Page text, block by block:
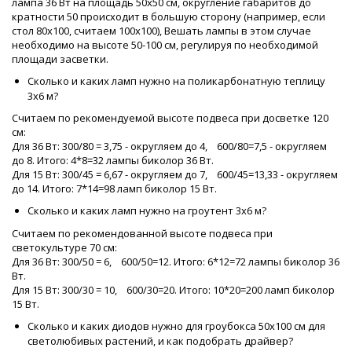
кратности 50 происходит в большую сторону (например, если
стол 80х100, считаем 100х100), Вешать лампы в этом случае
необходимо на высоте 50-100 см, регулируя по необходимой
площади засветки.
Сколько и каких ламп нужно на поликарбонатную теплицу
3х6 м?
Считаем по рекомендуемой высоте подвеса при досветке 120
см:
Для 36 Вт: 300/80 = 3,75 - округляем до 4, 600/80=7,5 - округляем
до 8. Итого: 4*8=32 лампы биколор 36 Вт.
Для 15 Вт: 300/45 = 6,67 - округляем до 7, 600/45=13,33 - округляем
до 14. Итого: 7*14=98 ламп биколор 15 Вт.
Сколько и каких ламп нужно на гроутент 3х6 м?
Считаем по рекомендованной высоте подвеса при
светокультуре 70 см:
Для 36 Вт: 300/50 = 6, 600/50=12. Итого: 6*12=72 лампы биколор 36
Вт.
Для 15 Вт: 300/30 = 10, 600/30=20. Итого: 10*20=200 ламп биколор
15 Вт.
Сколько и каких диодов нужно для гроубокса 50х100 см для
светолюбивых растений, и как подобрать драйвер?